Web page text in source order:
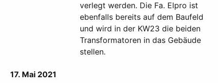
verlegt werden. Die Fa. Elpro ist
ebenfalls bereits auf dem Baufeld
und wird in der KW23 die beiden
Transformatoren in das Gebäude
stellen.
17. Mai 2021